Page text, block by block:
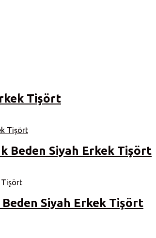
Tişört
Beden Siyah Erkek Tişört
Siyah Erkek Tişört